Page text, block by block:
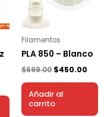
Filamentos
PLA 850 – Blanco
$699.00 $450.00
Añadir al
carrito